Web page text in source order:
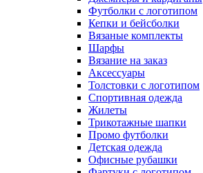
Футболки с логотипом
Кепки и бейсболки
Вязаные комплекты
Шарфы
Вязание на заказ
Аксессуары
Толстовки с логотипом
Спортивная одежда
Жилеты
Трикотажные шапки
Промо футболки
Детская одежда
Офисные рубашки